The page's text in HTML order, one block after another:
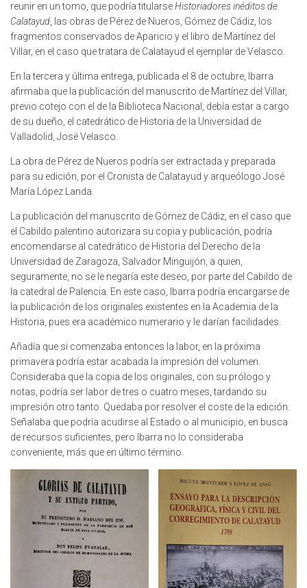
reunir en un tomo, que podría titularseHistoriadores inéditos de
Calatayud, las obras de Pérez de Nueros, Gómez de Cádiz, los
fragmentos conservados de Aparicio y el libro de Martínez del
Villar, en el caso que tratara de Calatayud el ejemplar de Velasco.
En la tercera y última entrega, publicada el 8 de octubre, Ibarra
afirmaba que la publicación del manuscrito de Martínez del Villar,
previo cotejo con el de la Biblioteca Nacional, debía estar a cargo
de su dueño, el catedrático de Historia de la Universidad de
Valladolid, José Velasco.
La obra de Pérez de Nueros podría ser extractada y preparada
para su edición, por el Cronista de Calatayud y arqueólogo José
María López Landa.
La publicación del manuscrito de Gómez de Cádiz, en el caso que
el Cabildo palentino autorizara su copia y publicación, podría
encomendarse al catedrático de Historia del Derecho de la
Universidad de Zaragoza, Salvador Minguijón, a quien,
seguramente, no se le negaría este deseo, por parte del Cabildo de
la catedral de Palencia. En este caso, Ibarra podría encargarse de
la publicación de los originales existentes en la Academia de la
Historia, pues era académico numerario y le darían facilidades.
Añadía que si comenzaba entonces la labor, en la próxima
primavera podría estar acabada la impresión del volumen.
Consideraba que la copia de los originales, con su prólogo y
notas, podría ser labor de tres o cuatro meses, tardando su
impresión otro tanto. Quedaba por resolver el coste de la edición.
Señalaba que podría acudirse al Estado o al municipio, en busca
de recursos suficientes, pero Ibarra no lo consideraba
conveniente, más que en último término.